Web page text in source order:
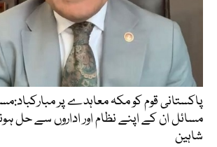
پاکستانی قوم کو مکہ معاہدے پر
مسائل ان کے اپنے نظام اور اداروں سے حل
شاہین